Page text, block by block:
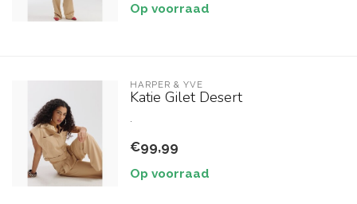
Op voorraad
HARPER & YVE
Katie Gilet Desert
€99,99
Op voorraad